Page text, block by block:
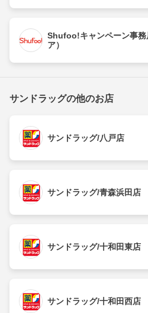
Shufoo!キャンペーン事務
ア）
サンドラッグの他のお店
サンドラッグ/八戸店
サンドラッグ/青森浜田店
サンドラッグ/十和田東店
サンドラッグ/十和田西店